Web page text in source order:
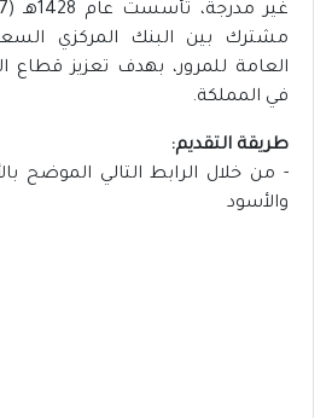
مشترك بين البنك المركزي
العامة للمرور، بهدف تعزيز قطاع
في المملكة.
طريقة التقديم:
- من خلال الرابط التالي الموضح
والأسود